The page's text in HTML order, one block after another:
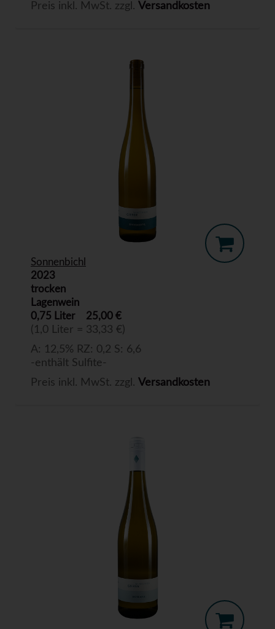
Preis inkl. MwSt. zzgl. Versandkosten
Sonnenbichl
2023
trocken
Lagenwein
0,75 Liter
25,00 €
(1,0 Liter = 33,33 €)
A: 12,5% RZ: 0,2 S: 6,6
-enthält Sulfite-
Preis inkl. MwSt. zzgl. Versandkosten